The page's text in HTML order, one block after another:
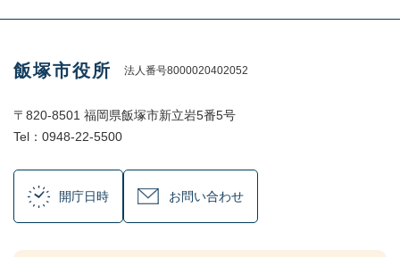
飯塚市役所 法人番号8000020402052
〒820-8501 福岡県飯塚市新立岩5番5号
Tel：0948-22-5500
開庁日時 お問い合わせ